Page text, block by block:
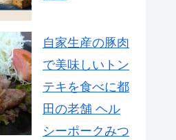
自家生産の豚肉
で美味しいトン
テキを食べに都
田の老舗 ヘル
シーポークみつ